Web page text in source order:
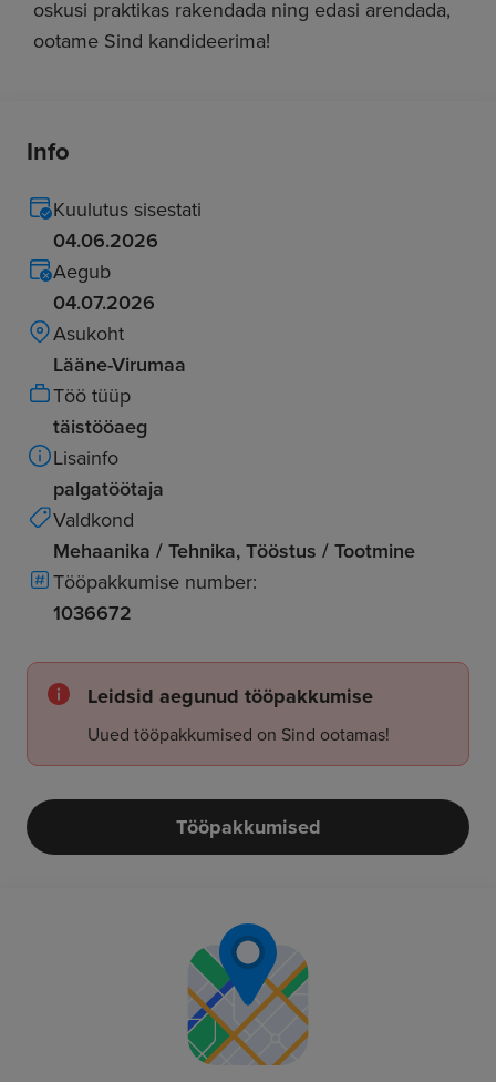
oskusi praktikas rakendada ning edasi arendada,
ootame Sind kandideerima!
Info
Kuulutus sisestati
04.06.2026
Aegub
04.07.2026
Asukoht
Lääne-Virumaa
Töö tüüp
täistööaeg
Lisainfo
palgatöötaja
Valdkond
Mehaanika / Tehnika, Tööstus / Tootmine
Tööpakkumise number:
1036672
Leidsid aegunud tööpakkumise
Uued tööpakkumised on Sind ootamas!
Tööpakkumised